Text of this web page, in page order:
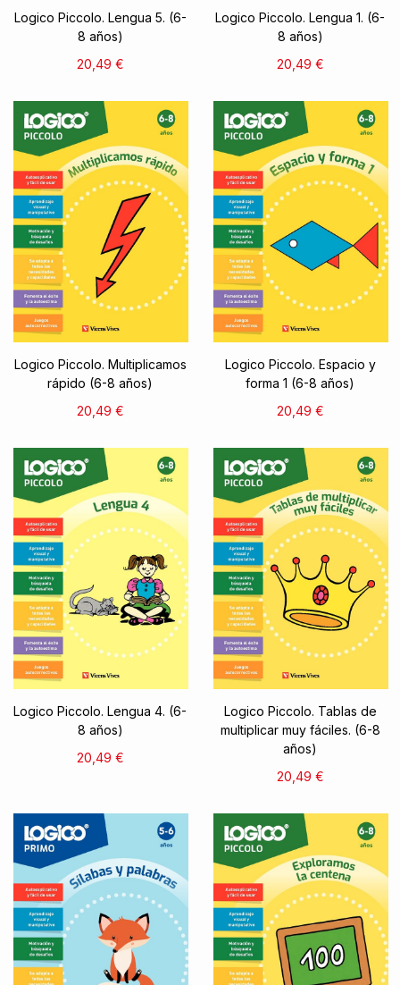
Logico Piccolo. Lengua 5. (6-
8 años)
20,49 €
Logico Piccolo. Lengua 1. (6-
8 años)
20,49 €
Logico Piccolo. Multiplicamos
rápido (6-8 años)
20,49 €
Logico Piccolo. Espacio y
forma 1 (6-8 años)
20,49 €
Logico Piccolo. Lengua 4. (6-
8 años)
20,49 €
Logico Piccolo. Tablas de
multiplicar muy fáciles. (6-8
años)
20,49 €